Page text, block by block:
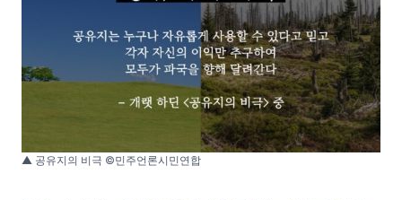
▲ 공유지의 비극 ©민주언론시민연합